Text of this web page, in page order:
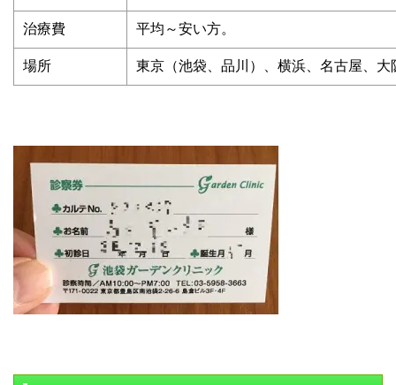
治療費 平均～安い方。
場所 東京（池袋、品川）、横浜、名古屋、大